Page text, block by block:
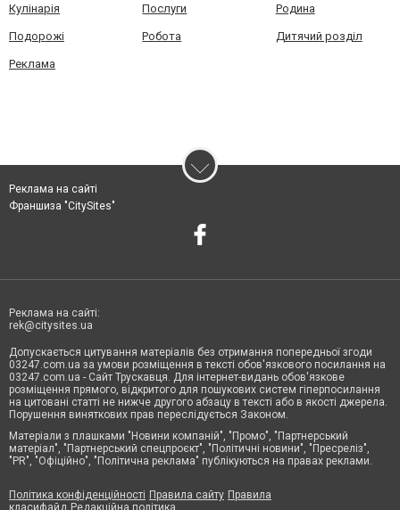
Кулінарія Послуги Родина
Подорожі Робота Дитячий розділ
Реклама
Реклама на сайті
Франшиза "CitySites"
Реклама на сайті:
rek@citysites.ua
Допускається цитування матеріалів без отримання попередньої згоди
03247.com.ua за умови розміщення в тексті обов'язкового посилання на
03247.com.ua - Сайт Трускавця. Для інтернет-видань обов'язкове
розміщення прямого, відкритого для пошукових систем гіперпосилання
на цитовані статті не нижче другого абзацу в тексті або в якості джерела.
Порушення виняткових прав переслідується Законом.
Матеріали з плашками "Новини компаній", "Промо", "Партнерський
матеріал", "Партнерський спецпроєкт", "Політичні новини", "Пресреліз",
"PR", "Офіційно", "Політична реклама" публікуються на правах реклами.
Політика конфіденційності Правила сайту Правила
класифайд Редакційна політика